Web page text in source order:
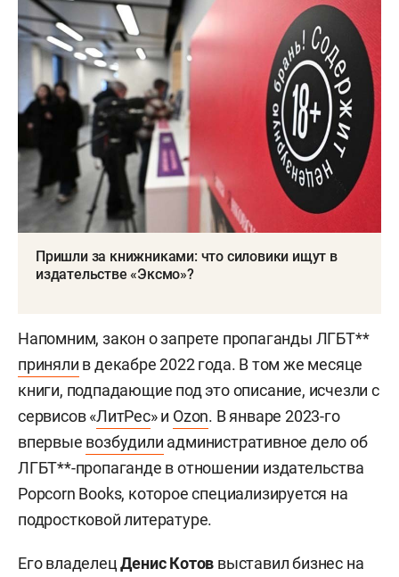
Пришли за книжниками: что силовики ищут в
издательстве «Эксмо»?
Напомним, закон о запрете пропаганды ЛГБТ**
приняли в декабре 2022 года. В том же месяце
книги, подпадающие под это описание, исчезли с
сервисов «ЛитРес» и Ozon. В январе 2023-го
впервые возбудили административное дело об
ЛГБТ**-пропаганде в отношении издательства
Popcorn Books, которое специализируется на
подростковой литературе.
Его владелецДенис Котов выставил бизнес на